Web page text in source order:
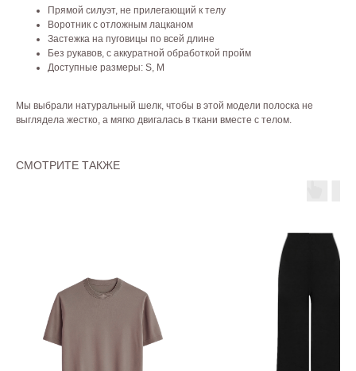
Прямой силуэт, не прилегающий к телу
Воротник с отложным лацканом
Застежка на пуговицы по всей длине
Без рукавов, с аккуратной обработкой пройм
Доступные размеры: S, M
Мы выбрали натуральный шелк, чтобы в этой модели полоска не
выглядела жестко, а мягко двигалась в ткани вместе с телом.
СМОТРИТЕ ТАКЖЕ